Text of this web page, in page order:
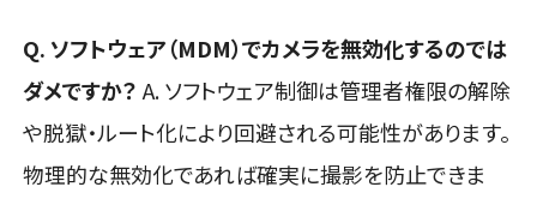
Q. ソフトウェア（MDM）でカメラを無効化するのでは
ダメですか？A. ソフトウェア制御は管理者権限の解除
や脱獄・ルート化により回避される可能性があります。
物理的な無効化であれば確実に撮影を防止できま